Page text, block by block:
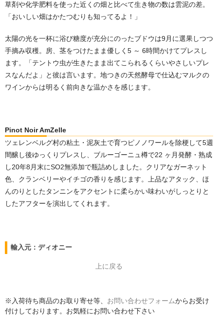
草剤や化学肥料を使った近くの畑と比べて生き物の数は雲泥の差。
「おいしい畑はかたつむりも知ってるよ！」
太陽の光を一杯に浴び糖度が充分にのったブドウは9月に選果しつつ
手摘み収穫。房、茎をつけたまま優しく5 ～ 6時間かけてプレスし
ます。「テントウ虫が生きたまま出てこられるくらいやさしいプレ
スなんだよ」と彼は言います。地つきの天然酵母で仕込むマルクの
ワインからは明るく前向きな温かさを感じます。
Pinot Noir AmZelle
ツェレンベルグ村の粘土・泥灰土で育つピノノワールを除梗して5週
間醸し後ゆっくりプレスし、ブルーゴーニュ樽で22 ヶ月発酵・熟成
し20年8月末にSO2無添加で瓶詰めしました。クリアなガーネット
色、クランベリーやイチゴの香りを感じます。上品なアタック、ほ
んのりとしたタンニンをアクセントに柔らかい味わいがしっとりと
したアフターを演出してくれます。
輸入元：ディオニー
上に戻る
※入荷待ち商品のお取り寄せ等、 お問い合わせフォームからお受け
付けしております。お気軽にお問い合わせ下さい